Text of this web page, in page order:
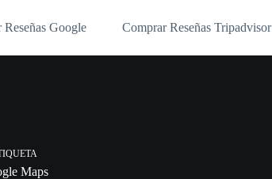
Reseñas Google Comprar Reseñas Tripadvisor
Maps